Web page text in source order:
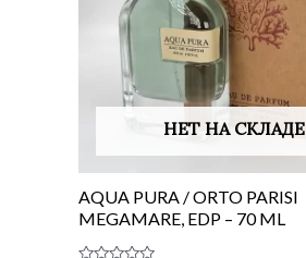
НЕТ НА СКЛАДЕ
AQUA PURA / ORTO PARISI
MEGAMARE, EDP – 70 ML